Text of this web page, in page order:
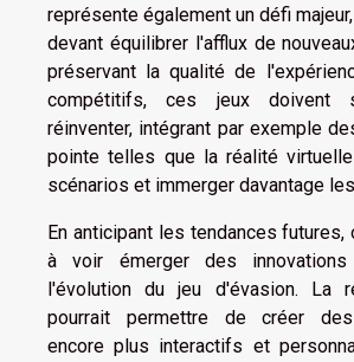
représente également un défi
devant équilibrer l'afflux de
préservant la qualité de
compétitifs, ces jeux doivent
réinventer, intégrant par exemple
pointe telles que la réalité
scénarios et immerger davantage
En anticipant les tendances
à voir émerger des innovations
l'évolution du jeu d'évasion. La
pourrait permettre de créer des
encore plus interactifs et